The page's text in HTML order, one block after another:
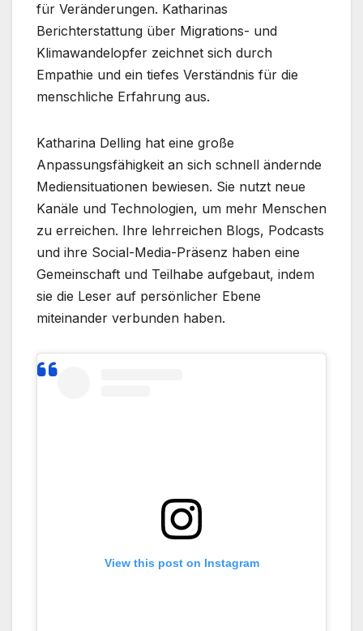
für Veränderungen. Katharinas
Berichterstattung über Migrations- und
Klimawandelopfer zeichnet sich durch
Empathie und ein tiefes Verständnis für die
menschliche Erfahrung aus.
Katharina Delling hat eine große
Anpassungsfähigkeit an sich schnell ändernde
Mediensituationen bewiesen. Sie nutzt neue
Kanäle und Technologien, um mehr Menschen
zu erreichen. Ihre lehrreichen Blogs, Podcasts
und ihre Social-Media-Präsenz haben eine
Gemeinschaft und Teilhabe aufgebaut, indem
sie die Leser auf persönlicher Ebene
miteinander verbunden haben.
View this post on Instagram